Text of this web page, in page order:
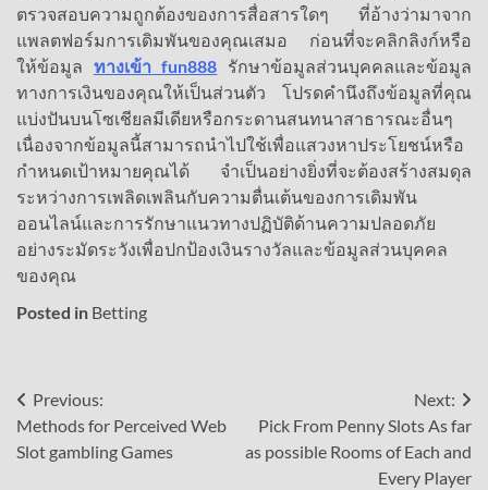
ตรวจสอบความถูกต้องของการสื่อสารใดๆ ที่อ้างว่ามาจาก
แพลตฟอร์มการเดิมพันของคุณเสมอ ก่อนที่จะคลิกลิงก์หรือ
ให้ข้อมูล ทางเข้า fun888 รักษาข้อมูลส่วนบุคคลและข้อมูล
ทางการเงินของคุณให้เป็นส่วนตัว โปรดคำนึงถึงข้อมูลที่คุณ
แบ่งปันบนโซเชียลมีเดียหรือกระดานสนทนาสาธารณะอื่นๆ
เนื่องจากข้อมูลนี้สามารถนำไปใช้เพื่อแสวงหาประโยชน์หรือ
กำหนดเป้าหมายคุณได้ จำเป็นอย่างยิ่งที่จะต้องสร้างสมดุล
ระหว่างการเพลิดเพลินกับความตื่นเต้นของการเดิมพัน
ออนไลน์และการรักษาแนวทางปฏิบัติด้านความปลอดภัย
อย่างระมัดระวังเพื่อปกป้องเงินรางวัลและข้อมูลส่วนบุคคล
ของคุณ
Posted in Betting
Post
navigation
Previous:
Methods for Perceived Web
Slot gambling Games
Next:
Pick From Penny Slots As far
as possible Rooms of Each and
Every Player